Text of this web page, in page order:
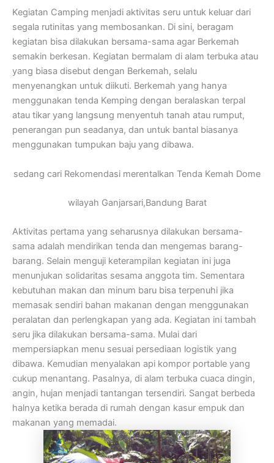
Kegiatan Camping menjadi aktivitas seru untuk keluar dari
segala rutinitas yang membosankan. Di sini, beragam
kegiatan bisa dilakukan bersama-sama agar Berkemah
semakin berkesan. Kegiatan bermalam di alam terbuka atau
yang biasa disebut dengan Berkemah, selalu
menyenangkan untuk diikuti. Berkemah yang hanya
menggunakan tenda Kemping dengan beralaskan terpal
atau tikar yang langsung menyentuh tanah atau rumput,
penerangan pun seadanya, dan untuk bantal biasanya
menggunakan tumpukan baju yang dibawa.
sedang cari Rekomendasi merentalkan Tenda Kemah Dome
wilayah Ganjarsari,Bandung Barat
Aktivitas pertama yang seharusnya dilakukan bersama-
sama adalah mendirikan tenda dan mengemas barang-
barang. Selain menguji keterampilan kegiatan ini juga
menunjukan solidaritas sesama anggota tim. Sementara
kebutuhan makan dan minum baru bisa terpenuhi jika
memasak sendiri bahan makanan dengan menggunakan
peralatan dan perlengkapan yang ada. Kegiatan ini tambah
seru jika dilakukan bersama-sama. Mulai dari
mempersiapkan menu sesuai persediaan logistik yang
dibawa. Kemudian menyalakan api kompor portable yang
cukup menantang. Pasalnya, di alam terbuka cuaca dingin,
angin, hujan menjadi tantangan tersendiri. Sangat berbeda
halnya ketika berada di rumah dengan kasur empuk dan
makanan yang memadai.